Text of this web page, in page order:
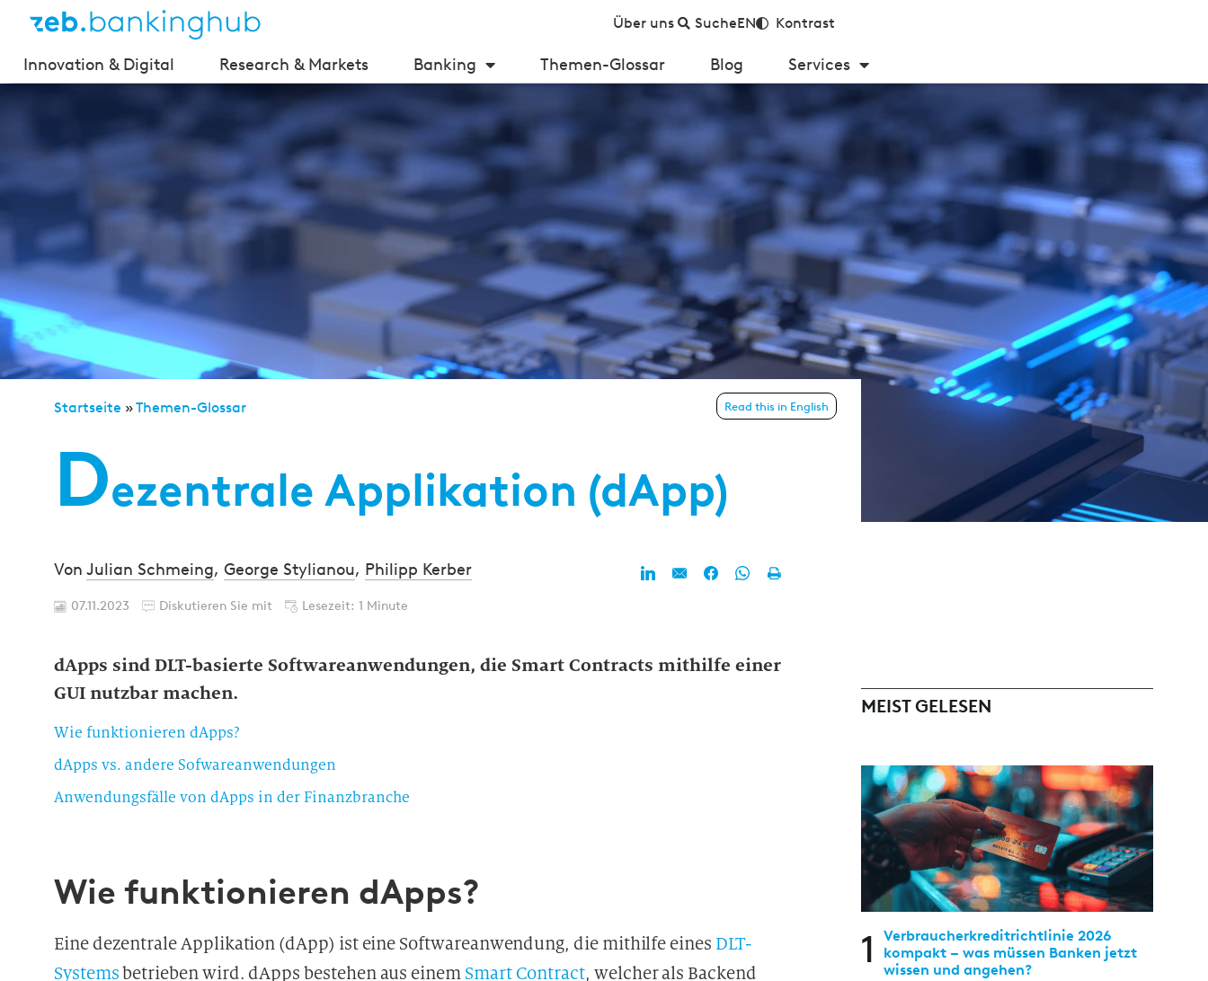
Über uns SucheEN Kontrast
Innovation & Digital Research & Markets Banking Themen-Glossar Blog Services
Startseite »Themen-Glossar Read this in English
Dezentrale Applikation (dApp)
Von Julian Schmeing, George Stylianou, Philipp Kerber
07.11.2023 Diskutieren Sie mit Lesezeit: 1 Minute
dApps sind DLT-basierte Softwareanwendungen, die Smart Contracts mithilfe einer
GUI nutzbar machen.
Wie funktionieren dApps?
dApps vs. andere Sofwareanwendungen
Anwendungsfälle von dApps in der Finanzbranche
Wie funktionieren dApps?
Eine dezentrale Applikation (dApp) ist eine Softwareanwendung, die mithilfe eines DLT-
Systemsbetrieben wird. dApps bestehen aus einem Smart Contract, welcher als Backend
MEIST GELESEN
1
Verbraucherkreditrichtlinie 2026
kompakt – was müssen Banken jetzt
wissen und angehen?